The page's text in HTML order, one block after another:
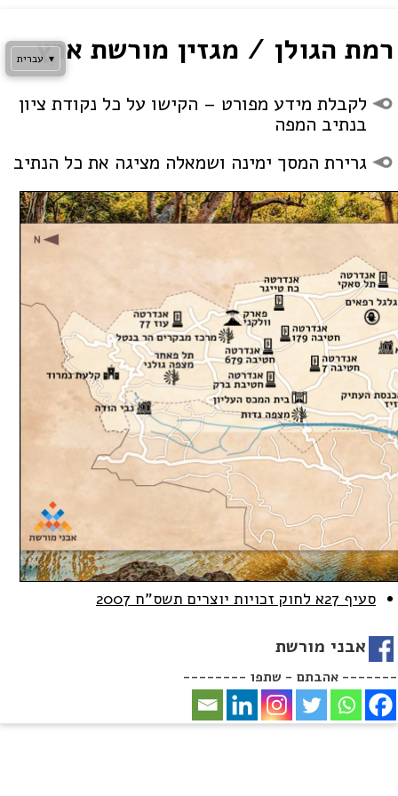
to
contentרמת הגולן / מגזין מורשת ארץ
לקבלת מידע מפורט – הקישו על כל נקודת ציון
בנתיב המפה
גרירת המסך ימינה ושמאלה מציגה את כל הנתיב
סעיף 27א לחוק זכויות יוצרים תשס "ח 2007
אבני מורשת
-------- אהבתם - שתפו -------
עברית ▾